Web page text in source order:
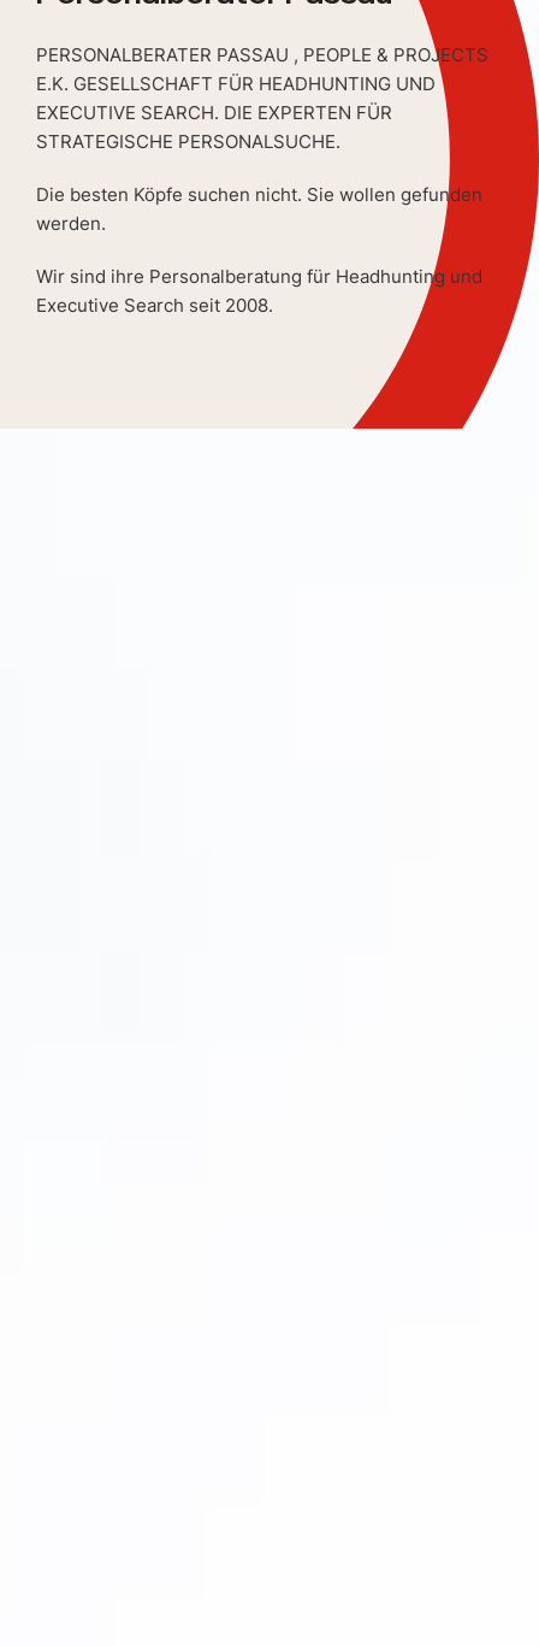
PERSONALBERATER PASSAU , PEOPLE & PROJECTS
E.K. GESELLSCHAFT FÜR HEADHUNTING UND
EXECUTIVE SEARCH. DIE EXPERTEN FÜR
STRATEGISCHE PERSONALSUCHE.
Die besten Köpfe suchen nicht. Sie wollen gefunden
werden.
Wir sind ihre Personalberatung für Headhunting und
Executive Search seit 2008.